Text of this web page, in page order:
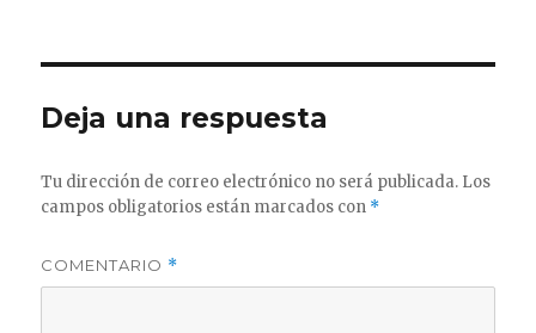
Deja una respuesta
Tu dirección de correo electrónico no será publicada. Los
campos obligatorios están marcados con *
COMENTARIO *